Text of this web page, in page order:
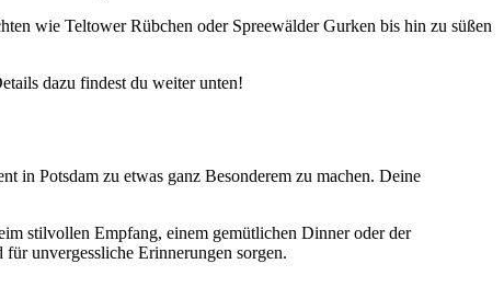
wie Teltower Rübchen oder Spreewälder Gurken bis hin zu süßen
dazu findest du weiter unten!
in Potsdam zu etwas ganz Besonderem zu machen. Deine
stilvollen Empfang, einem gemütlichen Dinner oder der
unvergessliche Erinnerungen sorgen.